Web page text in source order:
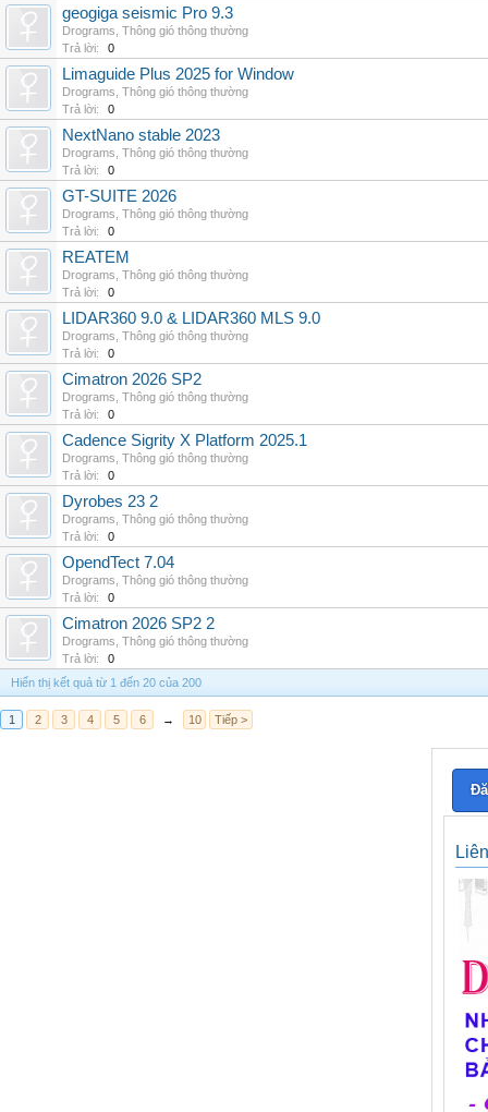
geogiga seismic Pro 9.3
Drograms Thông gió thông thường
Trả lời:
0
Limaguide Plus 2025 for Window
Drograms Thông gió thông thường
Trả lời:
0
NextNano stable 2023
Drograms Thông gió thông thường
Trả lời:
0
GT-SUITE 2026
Drograms Thông gió thông thường
Trả lời:
0
REATEM
Drograms Thông gió thông thường
Trả lời:
0
LIDAR360 9.0 & LIDAR360 MLS 9.0
Drograms Thông gió thông thường
Trả lời:
0
Cimatron 2026 SP2
Drograms Thông gió thông thường
Trả lời:
0
Cadence Sigrity X Platform 2025.1
Drograms Thông gió thông thường
Trả lời:
0
Dyrobes 23 2
Drograms Thông gió thông thường
Trả lời:
0
OpendTect 7.04
Drograms Thông gió thông thường
Trả lời:
0
Cimatron 2026 SP2 2
Drograms Thông gió thông thường
Trả lời:
0
Hiển thị kết quả từ 1 đến 20 của 200
1 2 3 4 5 6 → 10 Tiếp >